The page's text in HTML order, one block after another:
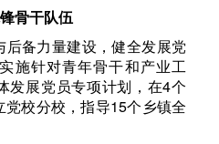
骨干队伍
备力量建设，健全发展党
施针对青年骨干和产业工
发展党员专项计划，在4个
校分校，指导15个乡镇全